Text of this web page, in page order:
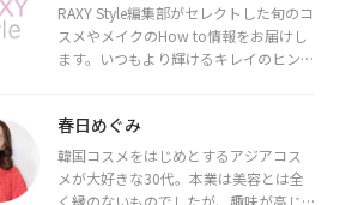
RAXY Style編集部がセレクトした旬のコ
スメやメイクのHow to情報をお届けし
ます。いつもより輝けるキレイのヒント
春日めぐみ
韓国コスメをはじめとするアジアコス
メが大好きな30代。本業は美容とは全
く縁のないものでしたが、趣味が高じ